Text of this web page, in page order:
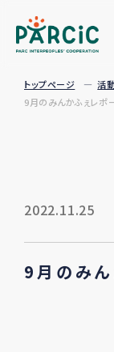
トップページ 活
9月のみんかふぇレポ
2022.11.25
9月のみ